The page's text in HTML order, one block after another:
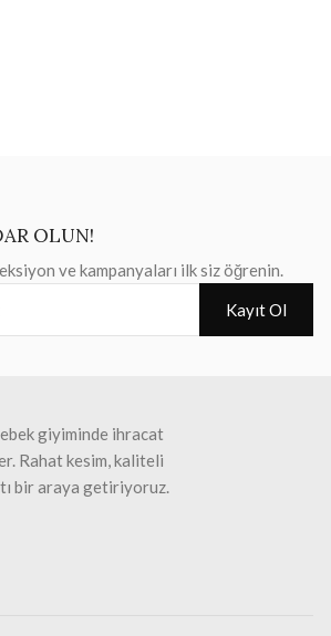
OLUN!
ve kampanyaları ilk siz öğrenin.
Kayıt Ol
giyiminde ihracat
Rahat kesim, kaliteli
bir araya getiriyoruz.